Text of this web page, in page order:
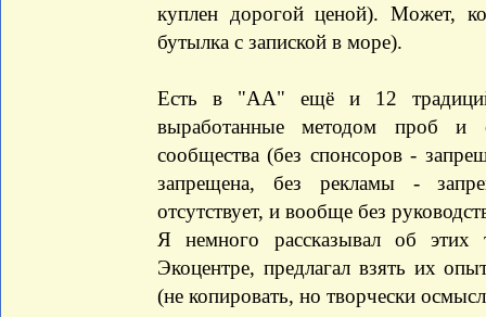
куплен дорогой ценой). Может,
бутылка с запиской в море).
Есть в "АА" ещё и 12
выработанные методом проб и
сообщества (без спонсоров -
запрещена, без рекламы -
отсутствует, и вообще без
Я немного рассказывал об этих
Экоцентре, предлагал взять их
(не копировать, но творчески